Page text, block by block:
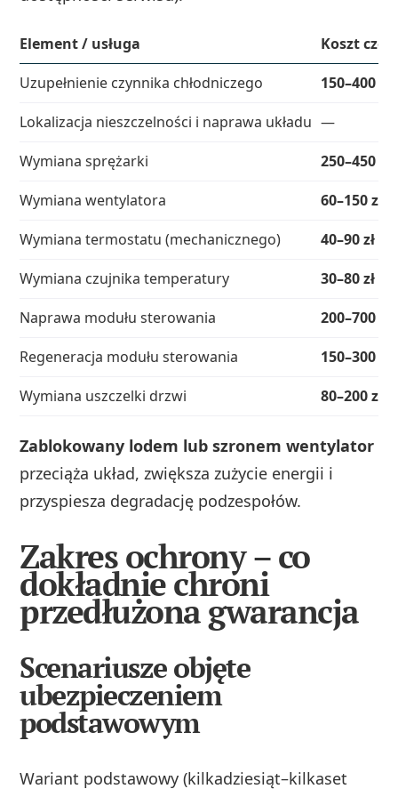
Element / usługa
Koszt
Uzupełnienie czynnika chłodniczego
150–400 zł
Lokalizacja nieszczelności i naprawa układu —
Wymiana sprężarki
250–450 zł
Wymiana wentylatora
60–150 zł
Wymiana termostatu (mechanicznego)
40–90 zł
Wymiana czujnika temperatury
30–80 zł
Naprawa modułu sterowania
200–700 zł
Regeneracja modułu sterowania
150–300 zł
Wymiana uszczelki drzwi
80–200 zł
Zablokowany lodem lub szronem wentylator
przeciąża układ, zwiększa zużycie energii i
przyspiesza degradację podzespołów.
Zakres ochrony – co
dokładnie chroni
przedłużona gwarancja
Scenariusze objęte
ubezpieczeniem
podstawowym
Wariant podstawowy (kilkadziesiąt–kilkaset